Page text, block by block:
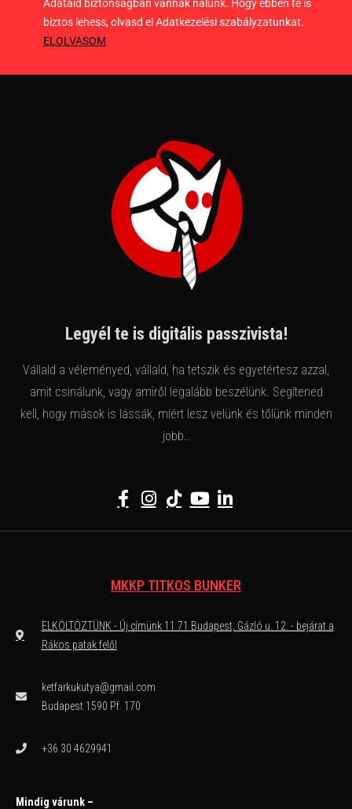
Adataid biztonságban vannak nálunk. Hogy ebben te is
biztos lehess, olvasd el Adatkezelési szabályzatunkat.
ELOLVASOM
Legyél te is digitális passzivista!
Vállald a véleményed, vállald, ha tetszik és egyetértesz azzal,
amit csinálunk, vagy amiről legalább beszélünk. Segítened
kell, hogy mások is lássák, miért lesz velünk és tőlünk minden
jobb..
MKKP TITKOS BUNKER
ELKÖLTÖZTÜNK - Új címünk 11 71 Budapest, Gázló u. 12. - bejárat a
Rákos patak felől
ketfarkukutya@gmail.com
Budapest 1590 Pf. 170
+36 30 4629941
Mindig várunk –